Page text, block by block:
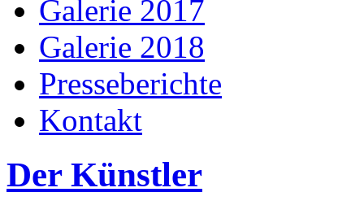
Galerie 2017
Galerie 2018
Presseberichte
Kontakt
Der Künstler